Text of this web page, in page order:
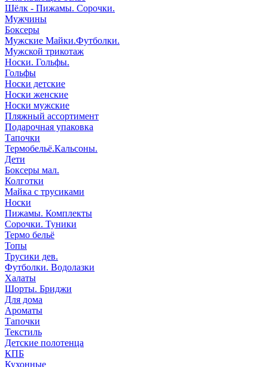
Шёлк - Пижамы. Сорочки.
Мужчины
Боксеры
Мужские Майки.Футболки.
Мужской трикотаж
Носки. Гольфы.
Гольфы
Носки детские
Носки женские
Носки мужские
Пляжный ассортимент
Подарочная упаковка
Тапочки
Термобельё.Кальсоны.
Дети
Боксеры мал.
Колготки
Майка с трусиками
Носки
Пижамы. Комплекты
Сорочки. Туники
Термо бельё
Топы
Трусики дев.
Футболки. Водолазки
Халаты
Шорты. Бриджи
Для дома
Ароматы
Тапочки
Текстиль
Детские полотенца
КПБ
Кухонные